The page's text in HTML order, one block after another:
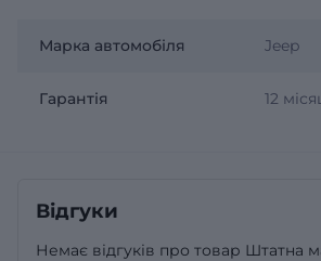
Марка автомобіля Jeep
Гарантія 12
Відгуки
Немає відгуків про товар Штатна